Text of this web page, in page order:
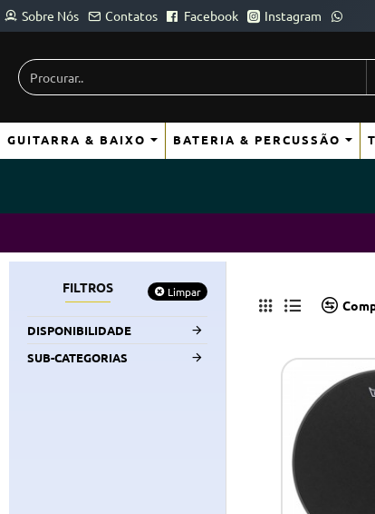
Sobre Nós Contatos Facebook Instagram
Procurar..
GUITARRA & BAIXO BATERIA & PERCUSSÃO
FILTROS Limpar
DISPONIBILIDADE
SUB-CATEGORIAS